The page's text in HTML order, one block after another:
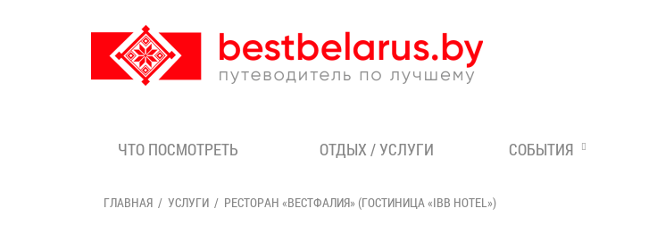
ЧТО ПОСМОТРЕТЬ ОТДЫХ / УСЛУГИ СОБЫТИЯ
ГЛАВНАЯ УСЛУГИ РЕСТОРАН «ВЕСТФАЛИЯ» (ГОСТИНИЦА «IBB HOTEL»)